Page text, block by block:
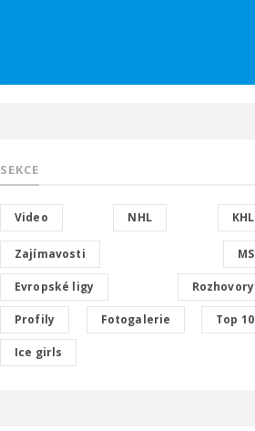
SEKCE
Video NHL KHL
Zajímavosti MS
Evropské ligy Rozhovory
Profily Fotogalerie Top 10
Ice girls